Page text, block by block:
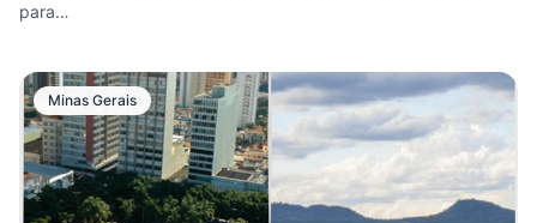
para…
Minas Gerais